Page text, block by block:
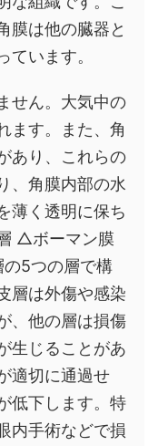
膜は他の臓器と
ています。
せん。大気中の
ます。また、角
あり、これらの
、角膜内部の水
薄く透明に保ち
△ボーマン膜
5つの層で構
層は外傷や感染
、他の層は損傷
生じることがあ
適切に通過せ
低下します。特
内手術などで損